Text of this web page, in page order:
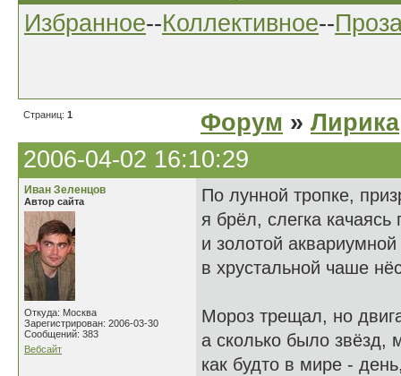
Избранное--Коллективное--
Страниц: 1 Форум » Лирика
2006-04-02 16:10:29
Иван Зеленцов
Автор сайта
Откуда: Москва
Зарегистрирован: 2006-03-30
Сообщений: 383
Вебсайт
По лунной тропке,
я брёл, слегка качаясь
и золотой
в хрустальной чаше
Мороз трещал, но
а сколько было
как будто в мире -